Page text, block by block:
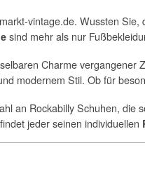
vintage.de. Wussten
sind mehr als nur
Charme vergangener
modernem Stil. Ob für
an Rockabilly Schuhen,
jeder seinen individuellen